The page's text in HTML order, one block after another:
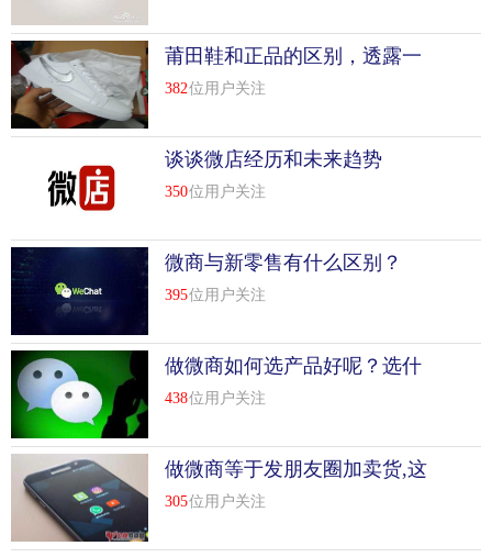
莆田鞋和正品的区别，透露一
下有什么区别
382位用户关注
谈谈微店经历和未来趋势
350位用户关注
微商与新零售有什么区别？
395位用户关注
做微商如何选产品好呢？选什
么产品比较好?
438位用户关注
做微商等于发朋友圈加卖货,这
种说法错在哪里？
305位用户关注